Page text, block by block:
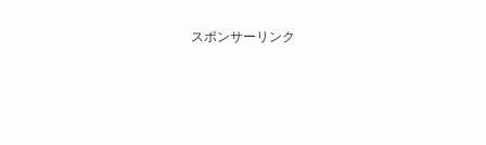
スポンサーリンク